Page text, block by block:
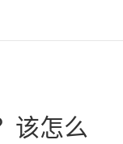
该怎么